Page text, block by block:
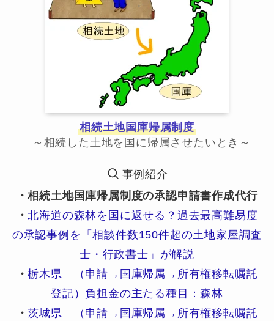
相続土地国庫帰属制度
～相続した土地を国に帰属させたいとき～
事例紹介
・相続土地国庫帰属制度の承認申請書作成代行
・北海道の森林を国に返せる？過去最高難易度
の承認事例を「相談件数150件超の土地家屋調査
士・行政書士」が解説
・栃木県 （申請→国庫帰属→所有権移転嘱託
登記）負担金の主たる種目：森林
・茨城県 （申請→国庫帰属→所有権移転嘱託